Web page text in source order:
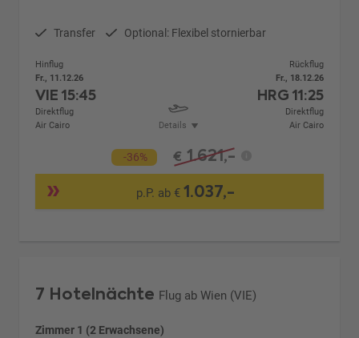
Transfer Optional: Flexibel stornierbar
Hinflug
Fr., 11.12.26
VIE15:45
Direktflug
Air Cairo
Details
Rückflug
Fr., 18.12.26
HRG 11:25
Direktflug
Air Cairo
-36% € 1.621,-
p.P. ab € 1.037,-
7 Hotelnächte Flug ab Wien (VIE)
Zimmer 1 (2 Erwachsene)